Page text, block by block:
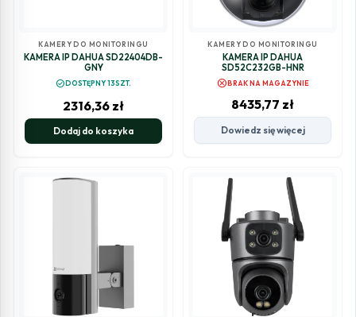
KAMERY DO MONITORINGU
KAMERA IP DAHUA SD22404DB-
GNY
check_circleDOSTĘPNY 13SZT.
2316,36 zł
Dodaj do koszyka
KAMERY DO MONITORINGU
KAMERA IP DAHUA
SD52C232GB-HNR
cancelBRAK NA MAGAZYNIE
8435,77 zł
Dowiedz się więcej